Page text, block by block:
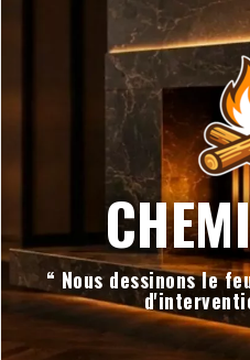
“ Nous dessinons le